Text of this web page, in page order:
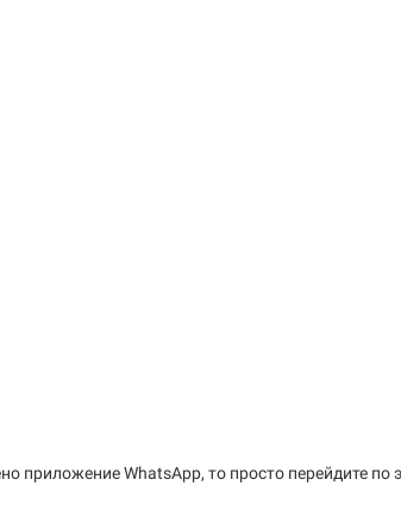
приложение WhatsApp, то просто перейдите по